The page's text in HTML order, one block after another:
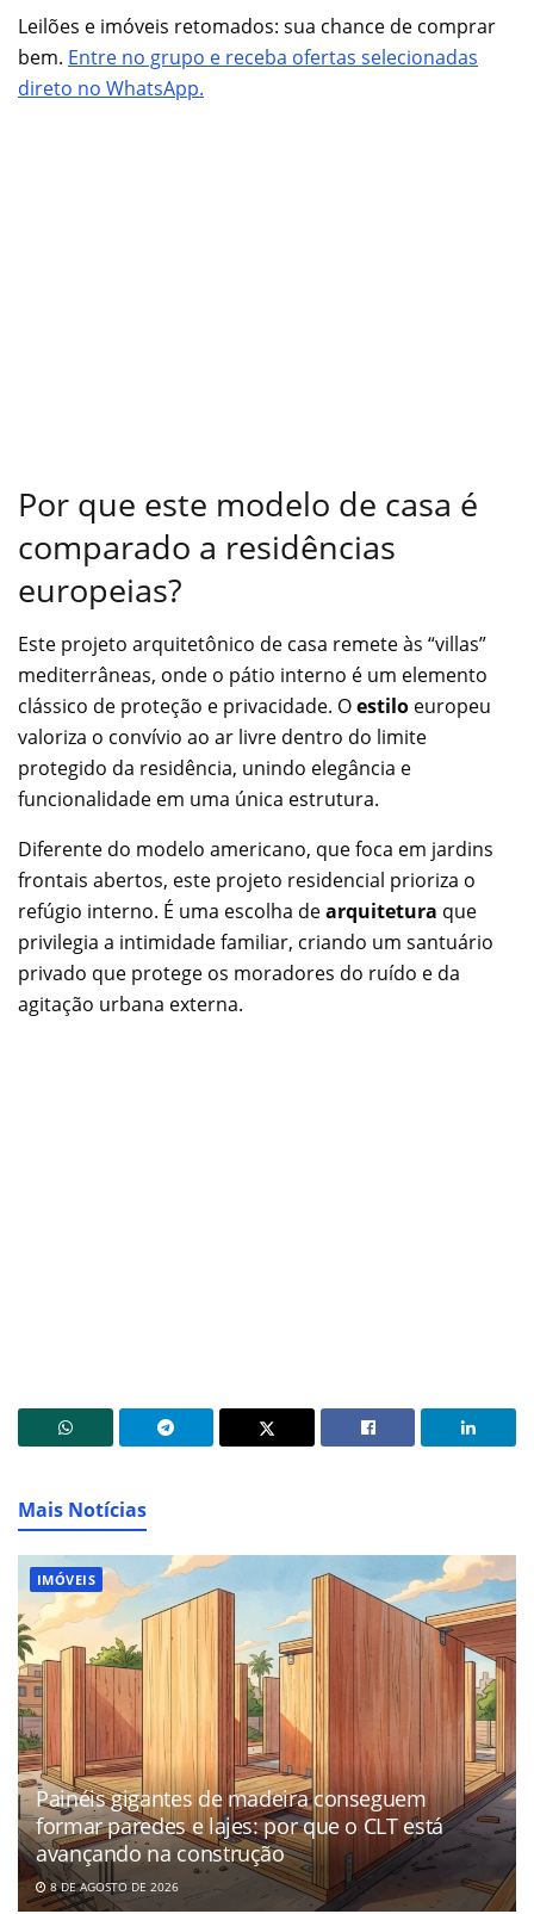
Leilões e imóveis retomados: sua chance de comprar
bem. Entre no grupo e receba ofertas selecionadas
direto no WhatsApp.
Por que este modelo de casa é
comparado a residências
europeias?
Este projeto arquitetônico de casa remete às “villas”
mediterrâneas, onde o pátio interno é um elemento
clássico de proteção e privacidade. Oestilo europeu
valoriza o convívio ao ar livre dentro do limite
protegido da residência, unindo elegância e
funcionalidade em uma única estrutura.
Diferente do modelo americano, que foca em jardins
frontais abertos, este projeto residencial prioriza o
refúgio interno. É uma escolha dearquitetura que
privilegia a intimidade familiar, criando um santuário
privado que protege os moradores do ruído e da
agitação urbana externa.
Mais Notícias
IMÓVEIS
Painéis gigantes de madeira conseguem
formar paredes e lajes: por que o CLT está
avançando na construção
8 DE AGOSTO DE 2026